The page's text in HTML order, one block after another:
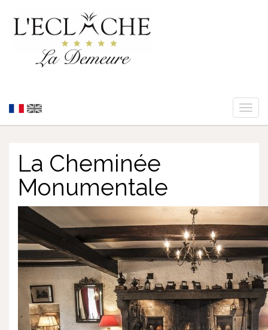
Toggle
La Cheminée
Monumentale